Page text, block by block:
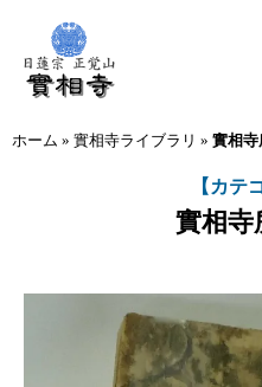
ホーム » 實相寺ライブラリ » 實相寺
【カテ
實相寺